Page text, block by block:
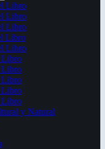
Libro
Libro
Libro
Libro
Libro
Libro
Libro
Libro
Libro
Libro
y Natural